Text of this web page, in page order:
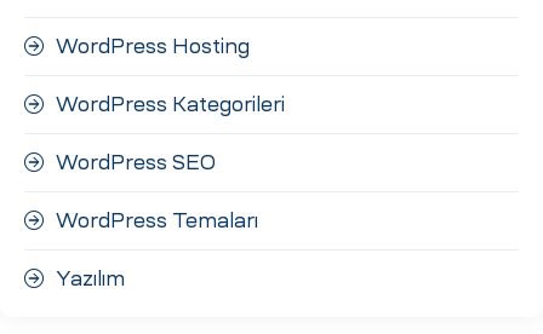
WordPress Hosting
WordPress Kategorileri
WordPress SEO
WordPress Temaları
Yazılım